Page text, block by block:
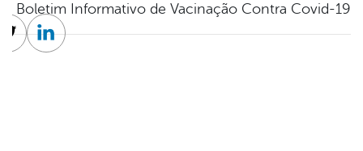
Boletim Informativo de Vacinação Contra Covid-19
TwitterLinkedin